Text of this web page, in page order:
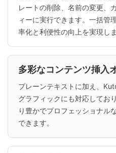
レートの削除、名前の変更、
ィーに実行できます。一括管
率化と利便性の向上を実現しま
多彩なコンテンツ挿
プレーンテキストに加え、
グラフィックにも対応してお
り豊かでプロフェッショナル
できます。